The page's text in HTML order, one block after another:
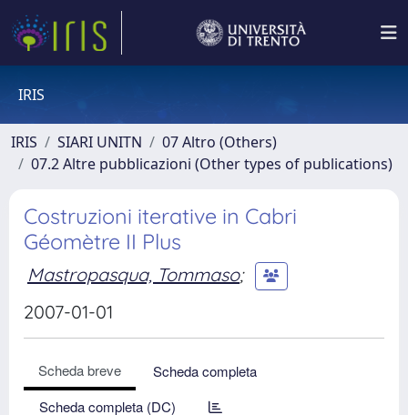
IRIS
IRIS SIARI UNITN
07 Altro (Others)
07.2 Altre pubblicazioni (Other types of publications)
Costruzioni iterative in Cabri
Géomètre II Plus
Mastropasqua, Tommaso;
2007-01-01
Scheda breve
Scheda completa
Scheda completa (DC)